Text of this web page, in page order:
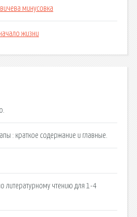
минусовка
жизни
: краткое содержание и главные.
литературному чтению для 1-4